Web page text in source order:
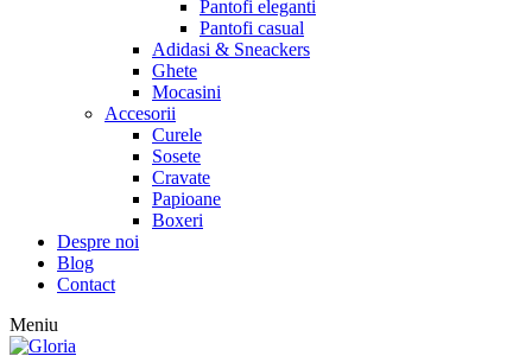
Pantofi eleganti
Pantofi casual
Adidasi & Sneackers
Ghete
Mocasini
Accesorii
Curele
Sosete
Cravate
Papioane
Boxeri
Despre noi
Blog
Contact
Meniu